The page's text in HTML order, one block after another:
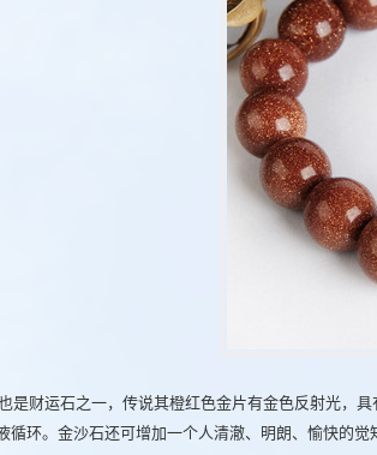
是财运石之一，传说其橙红色金片有金色反射光，
循环。金沙石还可增加一个人清澈、明朗、愉快的